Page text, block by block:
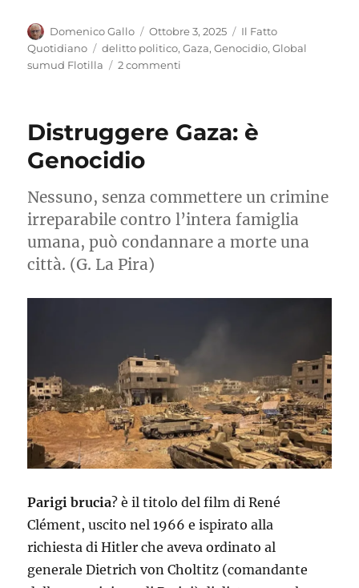
Autore
Domenico Gallo
Pubblicato
il
Ottobre 3, 2025 Categorie
Il Fatto
Quotidiano
Tag
delitto politico,Gaza,Genocidio,Global
sumud Flotilla
2 commenti
è
Distruggere Gaza: è
Genocidio
Nessuno, senza commettere un crimine
irreparabile contro l’intera famiglia
umana, può condannare a morte una
città. (G. La Pira)
Parigi brucia? è il titolo del film di René
Clément, uscito nel 1966 e ispirato alla
richiesta di Hitler che aveva ordinato al
generale Dietrich von Choltitz (comandante